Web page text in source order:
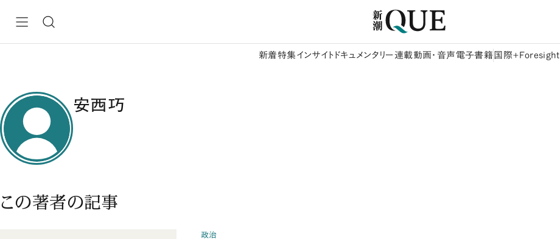
新着特集 インサイト ドキュメンタリー 連載動画・音声 電子書籍 国際+Foresight
安西巧
この著者の記事
政治